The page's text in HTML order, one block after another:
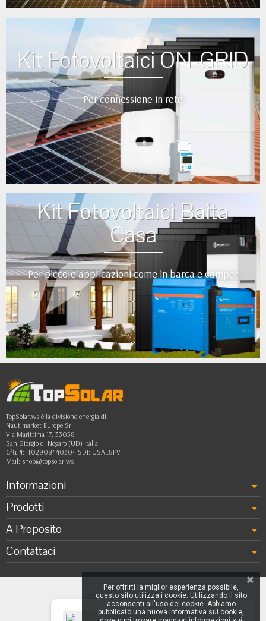
Kit Fotovoltaici ON-GRID
Per connessione in rete
•
•
Kit Fotovoltaici Baita
Casa
Per piccole applicazioni come in barca e camper
•
•
•
•
••
TopSolar.ws è la divisione energia di
Nautimarket Europe Srl.
Via Marittima 17, 33058
San Giorgio di Nogaro (UD) Italia
Cf&PI: IT02908440304 SDI: USAL8PV
Mail: shop@topsolar.ws
Informazioni
Prodotti
A Proposito
Contattaci
Per offrirti la miglior esperienza possibile,
questo sito utilizza i cookie. Utilizzando il sito
acconsenti all'uso dei cookie. Abbiamo
pubblicato una nuova informativa sui cookie,